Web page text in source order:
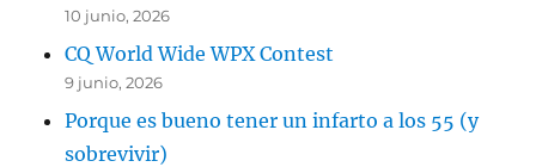
10 junio, 2026
CQ World Wide WPX Contest
9 junio, 2026
Porque es bueno tener un infarto a los 55 (y
sobrevivir)